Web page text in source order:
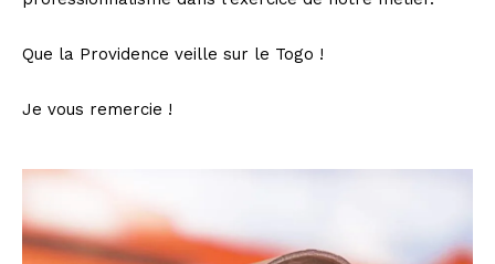
Que la Providence veille sur le Togo !
Je vous remercie !